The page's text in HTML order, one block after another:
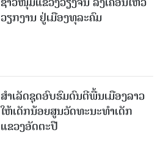
ວຽກງານ ຢູ່ເມືອງທຸລະຄົມ
ສຳເລັດຊຸດອົບຮົມດົນຕີພື້ນເມືອງລາວ
ໃຫ້ເດັກນ້ອຍສູນວັດທະນະທຳເດັກ
ແຂວງອັດຕະປື